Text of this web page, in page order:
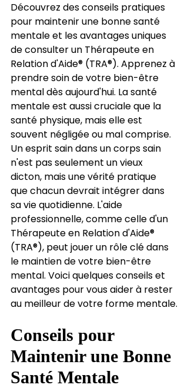
Découvrez des conseils pratiques
pour maintenir une bonne santé
mentale et les avantages uniques
de consulter un Thérapeute en
Relation d'Aide® (TRA®). Apprenez à
prendre soin de votre bien-être
mental dès aujourd'hui. La santé
mentale est aussi cruciale que la
santé physique, mais elle est
souvent négligée ou mal comprise.
Un esprit sain dans un corps sain
n'est pas seulement un vieux
dicton, mais une vérité pratique
que chacun devrait intégrer dans
sa vie quotidienne. L'aide
professionnelle, comme celle d'un
Thérapeute en Relation d'Aide®
(TRA®), peut jouer un rôle clé dans
le maintien de votre bien-être
mental. Voici quelques conseils et
avantages pour vous aider à rester
au meilleur de votre forme mentale.
Conseils pour
Maintenir une Bonne
Santé Mentale